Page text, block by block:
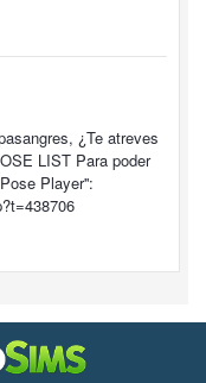
¿Te atreves
LIST Para poder
Player'':